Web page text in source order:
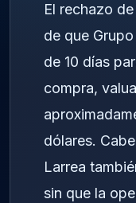
El rechazo
de que
de 10 días
compra,
dólares.
Larrea
sin que la